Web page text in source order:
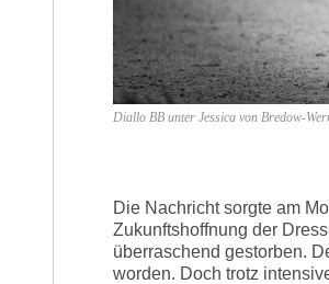
Diallo BB unter Jessica von Bredow-
Die Nachricht sorgte am
Zukunftshoffnung der
überraschend gestorben.
worden. Doch trotz